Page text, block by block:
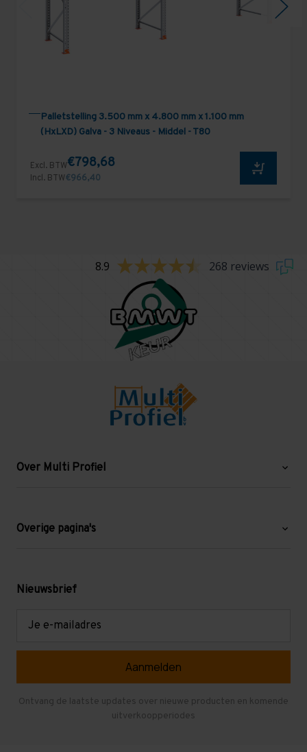
Palletstelling 3.500 mm x 4.800 mm x 1.100 mm
(HxLXD) Galva - 3 Niveaus - Middel - T80
Excl. BTW€798,68
Incl. BTW€966,40
8.9 268 reviews
Over Multi Profiel
Blog
Levering en afhalen
Overige pagina's
Mezzanine
Gebruikte entresolvloeren
Nieuwsbrief
Ontvang de laatste updates over nieuwe producten en komende
uitverkoopperiodes